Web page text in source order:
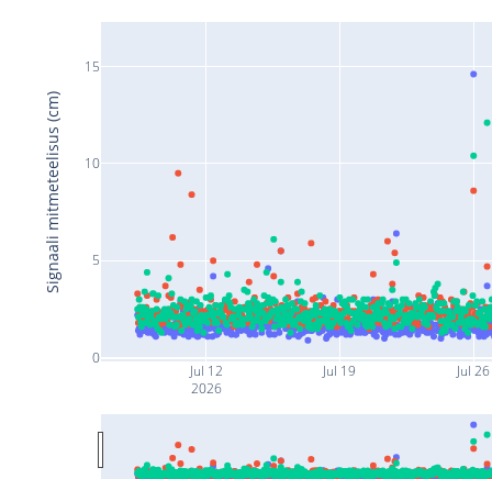
Jul 12
2026
Jul 19 Jul 26
0
5
10
15
Signaali mitmeteelisus (cm)